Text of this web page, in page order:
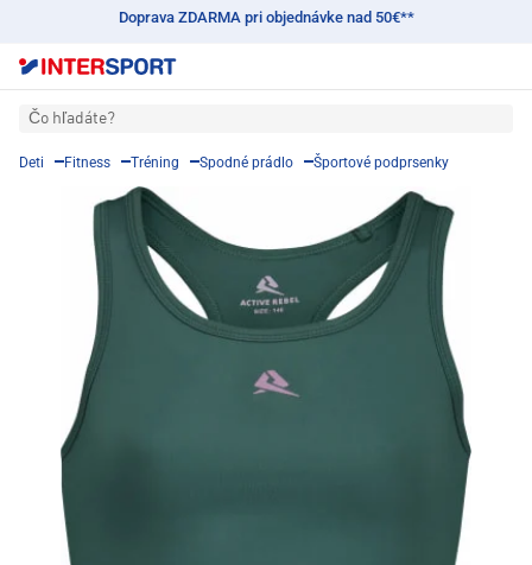
Doprava ZDARMA pri objednávke nad 50€**
Čo hľadáte?
Deti Fitness Tréning Spodné prádlo Športové podprsenky